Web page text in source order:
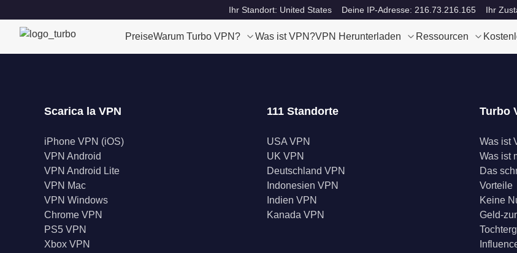
Ihr Standort: United States Deine IP-Adresse: 216.73.216.165 Ihr
PreiseWarum Turbo VPN? Was ist VPN?VPN Herunterladen Ressourcen
Scarica la VPN
iPhone VPN (iOS)
VPN Android
VPN Android Lite
VPN Mac
VPN Windows
Chrome VPN
PS5 VPN
Xbox VPN
111 Standorte
USA VPN
UK VPN
Deutschland VPN
Indonesien VPN
Indien VPN
Kanada VPN
Turbo
Was ist
Was ist
Das
Vorteile
Keine
Geld-